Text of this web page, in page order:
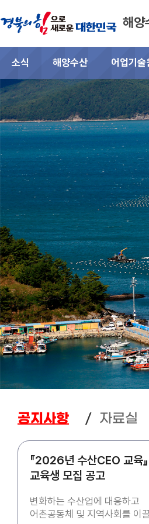
해양
소식 해양수산 어업기술
공지사항
『2026년 수산CEO 교육』
교육생 모집 공고
변화하는 수산업에 대응하고
어촌공동체 및 지역사회를 이
자료실